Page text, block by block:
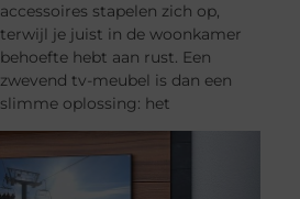
accessoires stapelen zich op,
terwijl je juist in de woonkamer
behoefte hebt aan rust. Een
zwevend tv-meubel is dan een
slimme oplossing: het